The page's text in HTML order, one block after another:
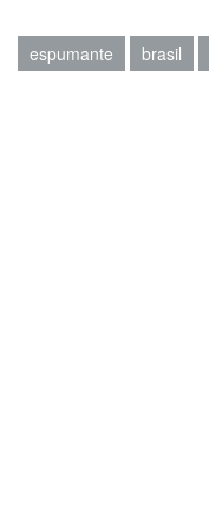
espumante brasil